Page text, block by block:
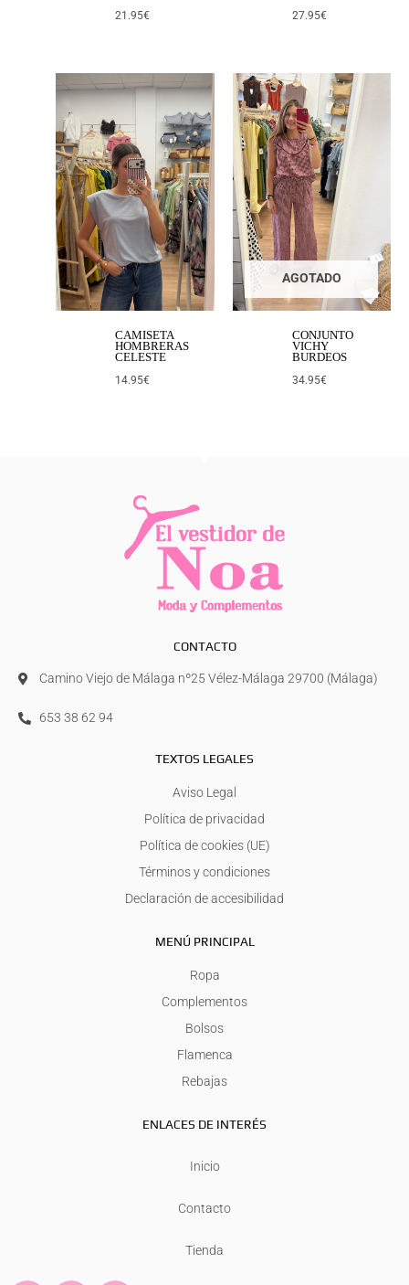
21.95€
27.95€
CAMISETA
HOMBRERAS
CELESTE
14.95€
AGOTADO
CONJUNTO
VICHY
BURDEOS
34.95€
CONTACTO
Camino Viejo de Málaga nº25 Vélez-Málaga 29700 (Málaga)
653 38 62 94
TEXTOS LEGALES
Aviso Legal
Política de privacidad
Política de cookies (UE)
Términos y condiciones
Declaración de accesibilidad
MENÚ PRINCIPAL
Ropa
Complementos
Bolsos
Flamenca
Rebajas
ENLACES DE INTERÉS
Inicio
Contacto
Tienda